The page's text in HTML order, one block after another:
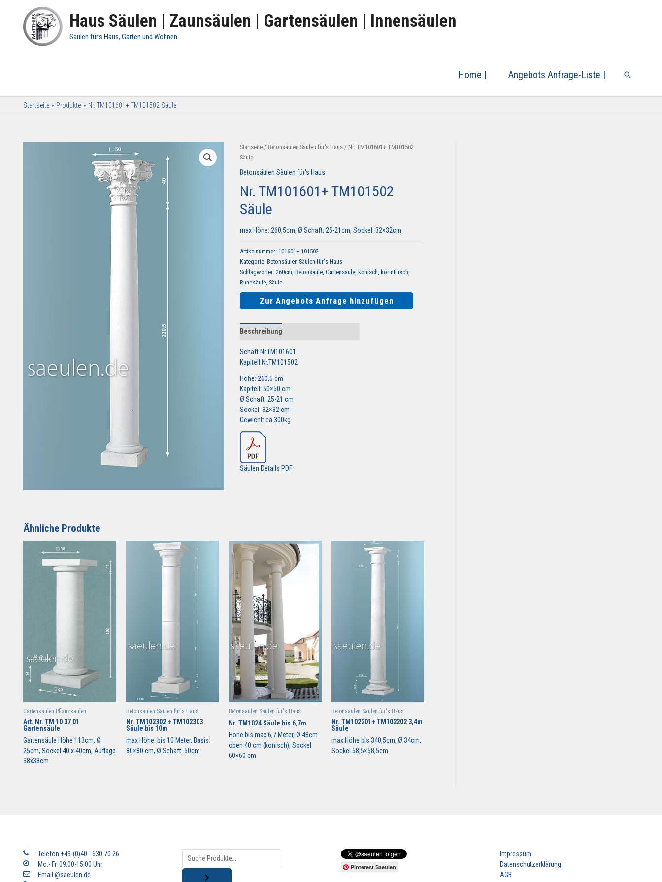
Haus Säulen | Zaunsäulen | Gartensäulen | Innensäulen
Säulen für's Haus, Garten und Wohnen.
Home | Angebots Anfrage-Liste | Suche
Startseite Produkte Nr. TM101601+ TM101502 Säule
Startseite/ Betonsäulen Säulen für's Haus/ Nr. TM101601+ TM101502
Säule
Betonsäulen Säulen für's Haus
Nr. TM101601+ TM101502
Säule
max Höhe: 260,5cm, Ø Schaft: 25-21cm, Sockel: 32×32cm
Artikelnummer: 101601+ 101502
Kategorie: Betonsäulen Säulen für's Haus
Schlagwörter: 260cm, Betonsäule, Gartensäule, konisch, korinthisch,
Rundsäule, Säule
Zur Angebots Anfrage hinzufügen
Beschreibung
Schaft Nr.TM101601
Kapitell Nr.TM101502
Höhe: 260,5 cm
Kapitell: 50×50 cm
Ø Schaft: 25-21 cm
Sockel: 32×32 cm
Gewicht: ca 300kg
Säulen Details PDF
Ähnliche Produkte
Gartensäulen Pflanzsäulen
Art. Nr. TM 10 37 01
Gartensäule
Gartensäule Höhe 113cm, Ø
25cm, Sockel 40 x 40cm, Auflage
38x38cm
Betonsäulen Säulen für's Haus
Nr. TM102302 + TM102303
Säule bis 10m
max Höhe: bis 10 Meter, Basis:
80×80 cm, Ø Schaft: 50cm
Betonsäulen Säulen für's Haus
Nr. TM1024 Säule bis 6,7m
Höhe bis max 6,7 Meter, Ø 48cm
oben 40 cm (konisch), Sockel
60×60 cm
Betonsäulen Säulen für's Haus
Nr. TM102201+ TM102202 3,4m
Säule
max Höhe bis 340,5cm, Ø 34cm,
Sockel 58,5×58,5cm
Telefon:+49-(0)40 - 630 70 26
Mo.- Fr. 09:00-15:00 Uhr
Email:@saeulen.de
Pinterest Saeulen
Impressum
Datenschutzerklärung
AGB